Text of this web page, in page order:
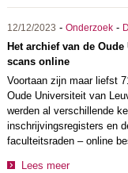
12/12/2023 - Onderzoek-
Het archief van de
scans online
Voortaan zijn maar liefst
Oude Universiteit van
werden al verschillende
inschrijvingsregisters en
faculteitsraden – online
Lees meer